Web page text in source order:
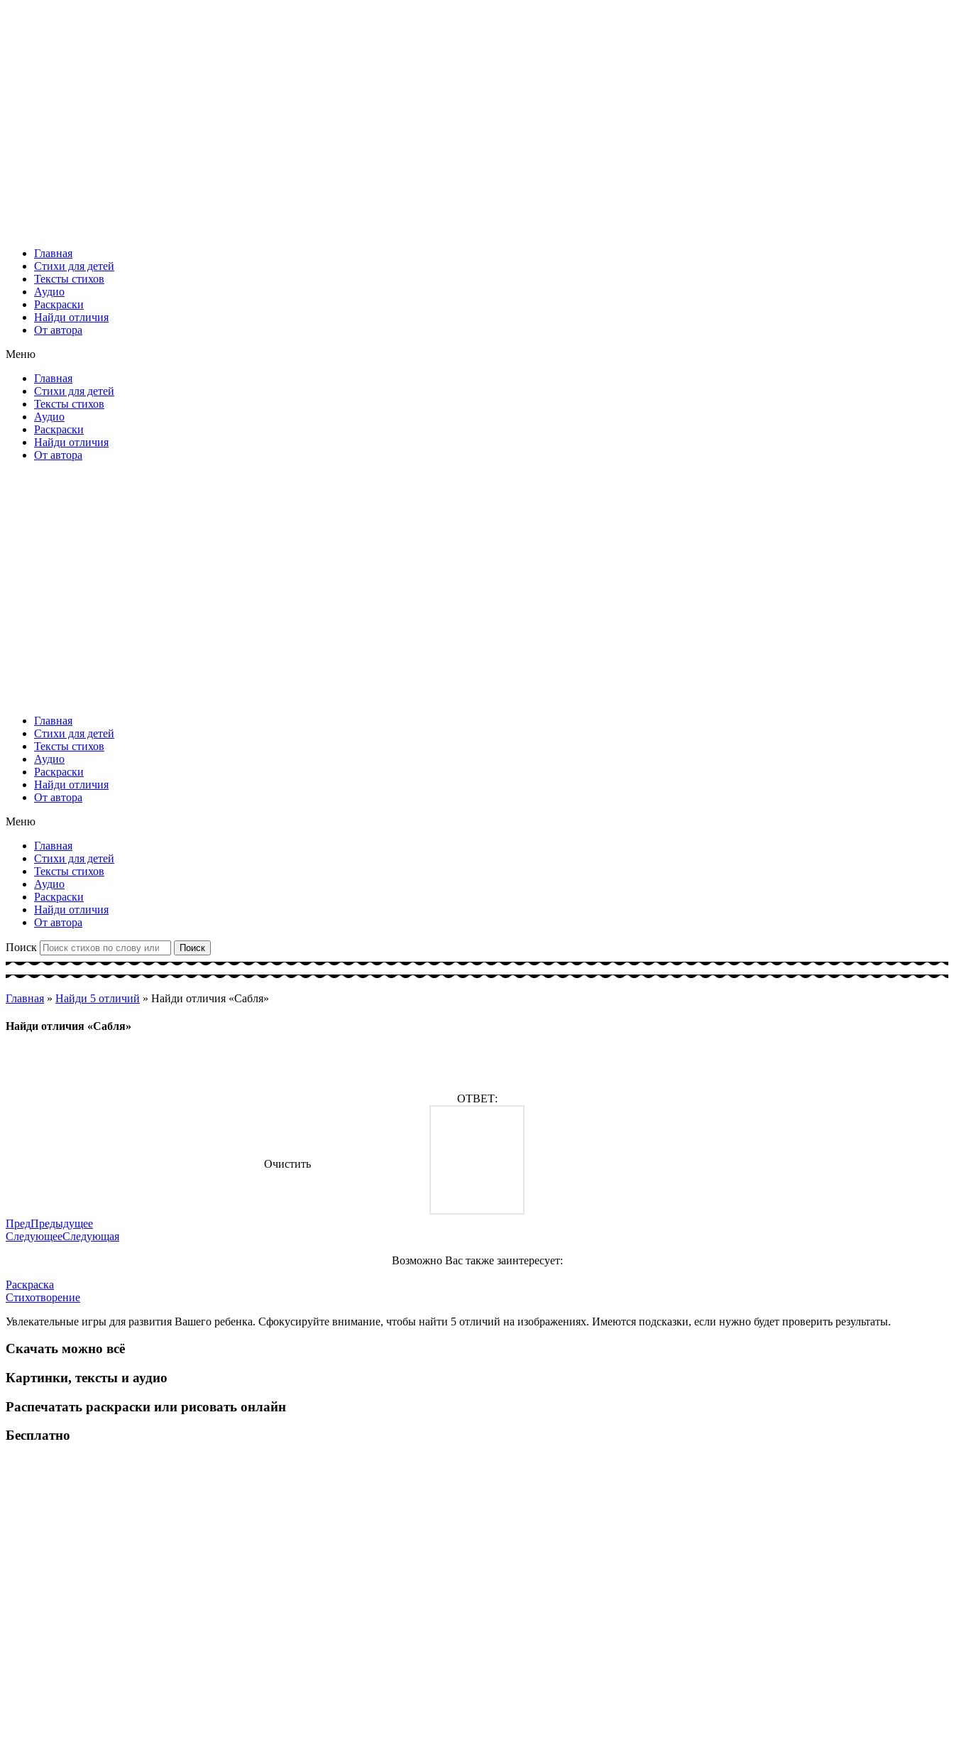
Главная
Стихи для детей
Тексты стихов
Аудио
Раскраски
Найди отличия
От автора
Меню
Главная
Стихи для детей
Тексты стихов
Аудио
Раскраски
Найди отличия
От автора
Главная
Стихи для детей
Тексты стихов
Аудио
Раскраски
Найди отличия
От автора
Меню
Главная
Стихи для детей
Тексты стихов
Аудио
Раскраски
Найди отличия
От автора
Поиск Поиск
Главная » Найди 5 отличий » Найди отличия «Сабля»
Найди отличия «Сабля»
Очистить
ОТВЕТ:
ПредПредыдущее
СледующееСледующая
Возможно Вас также заинтересует:
Раскраска
Стихотворение
Увлекательные игры для развития Вашего ребенка. Сфокусируйте внимание, чтобы найти 5 отличий на изображениях. Имеются подсказки, если нужно будет проверить результаты.
Скачать можно всё
Картинки, тексты и аудио
Распечатать раскраски или рисовать онлайн
Бесплатно